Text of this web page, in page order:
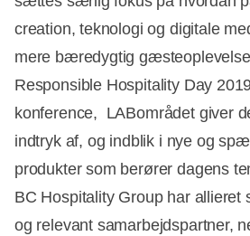
creation, teknologi og digitale
mere bæredygtig
Responsible Hospitality Day
konference, LABområdet giver
indtryk af, og indblik i nye og
produkter som berører dagens
BC Hospitality Group har allieret
og relevant samarbejdspartner,